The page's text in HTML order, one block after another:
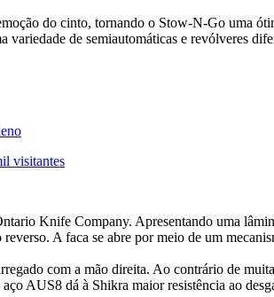
do cinto, tornando o Stow-N-Go uma
variedade de semiautomáticas e revólveres
visitantes
Knife Company. Apresentando uma
A faca se abre por meio de um
com a mão direita. Ao contrário de
AUS8 dá à Shikra maior resistência ao